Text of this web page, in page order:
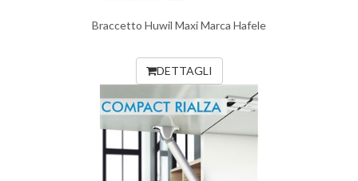
Braccetto Huwil Maxi Marca Hafele
DETTAGLI